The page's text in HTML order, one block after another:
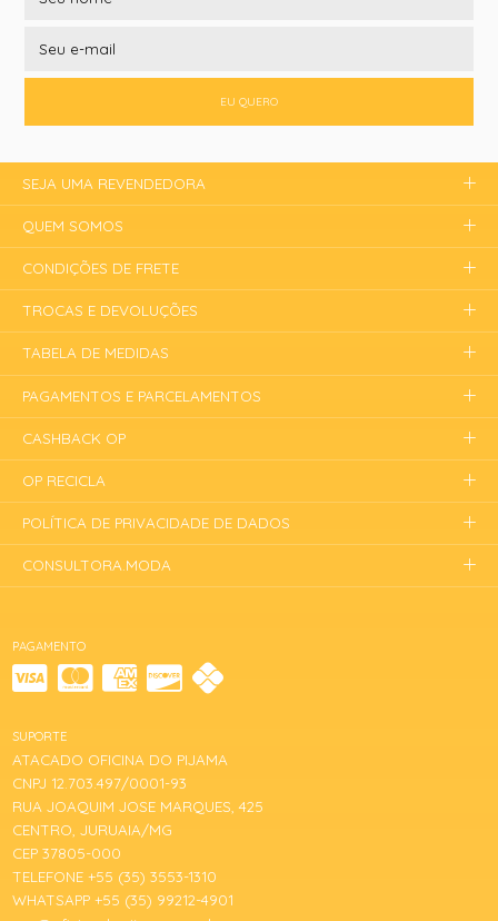
EU QUERO
PAGAMENTO
SUPORTE
ATACADO OFICINA DO PIJAMA
CNPJ 12.703.497/0001-93
RUA JOAQUIM JOSE MARQUES, 425
CENTRO, JURUAIA/MG
CEP 37805-000
TELEFONE +55 (35) 3553-1310
WHATSAPP +55 (35) 99212-4901
SEJA UMA REVENDEDORA
QUEM SOMOS
CONDIÇÕES DE FRETE
TROCAS E DEVOLUÇÕES
TABELA DE MEDIDAS
PAGAMENTOS E PARCELAMENTOS
CASHBACK OP
OP RECICLA
POLÍTICA DE PRIVACIDADE DE DADOS
CONSULTORA.MODA